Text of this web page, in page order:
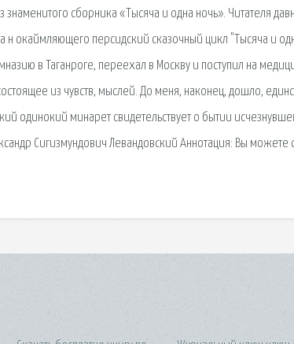
сборника «Тысяча и одна ночь». Читателя
окаймляющего персидский сказочный цикл "Тысяча и
в Таганроге, переехал в Москву и поступил на
из чувств, мыслей. До меня, наконец, дошло,
одинокий минарет свидетельствует о бытии
Сигизмундович Левандовский Аннотация: Вы можете